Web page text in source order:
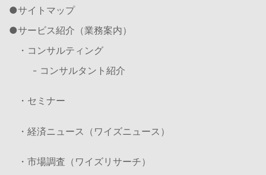
サイトマップ
サービス紹介（業務案内）
・コンサルティング
- コンサルタント紹介
・セミナー
・経済ニュース（ワイズニュース）
・市場調査（ワイズリサーチ）